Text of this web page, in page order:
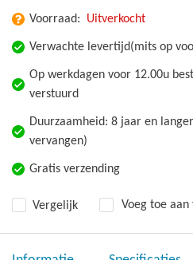
Voorraad: Uitverkocht
Verwachte levertijd(mits op
Op werkdagen voor 12.00u
verstuurd
Duurzaamheid: 8 jaar en
vervangen)
Gratis verzending
Vergelijk Voeg toe